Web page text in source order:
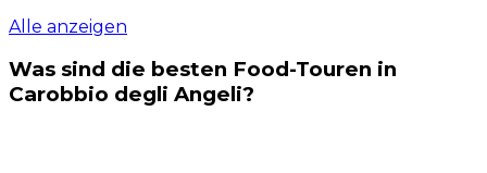
Alle anzeigen
Was sind die besten Food-Touren in
Carobbio degli Angeli?